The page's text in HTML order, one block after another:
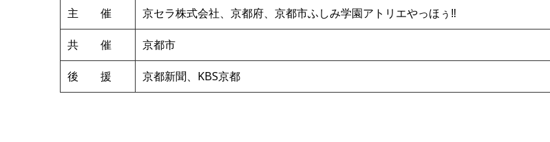
主 催 京セラ株式会社、京都府、京都市ふしみ学園アトリエやっほぅ‼
共 催 京都市
後 援 京都新聞、KBS京都